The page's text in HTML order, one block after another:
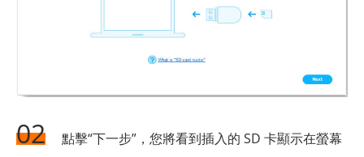
02
點擊“下一步”，您將看到插入的 SD 卡顯示在螢幕